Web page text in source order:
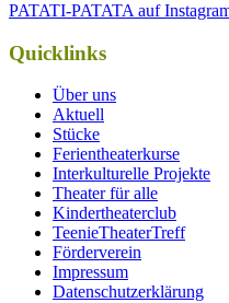
PATATI-PATATA auf
Quicklinks
Über uns
Aktuell
Stücke
Ferientheaterkurse
Interkulturelle Projekte
Theater für alle
Kindertheaterclub
TeenieTheaterTreff
Förderverein
Impressum
Datenschutzerklärung